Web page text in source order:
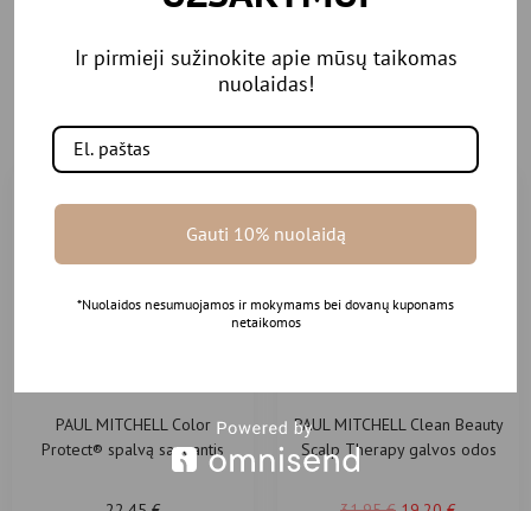
Rekomenduojamos
prekės
PAUL MITCHELL Color
Protect® spalvą saugantis
šampūnas 300ml
-40%
PAUL MITCHELL Clean Beauty
Scalp Therapy galvos odos
terapijos šampūnas
Ir pirmieji sužinokite apie mūsų taikomas
nuolaidas!
Gauti 10% nuolaidą
*Nuolaidos nesumuojamos ir mokymams bei dovanų kuponams
netaikomos